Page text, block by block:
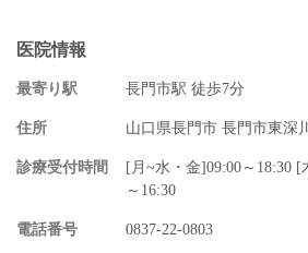
医院情報
最寄り駅 長門市駅 徒歩7分
住所 山口県長門市 長門市東深
診療受付時間
[月~水・金]09:00～18:30 [
～16:30
電話番号 0837-22-0803